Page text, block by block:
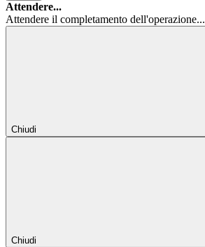
Attendere...
Attendere il completamento dell'operazione...
Chiudi
Chiudi